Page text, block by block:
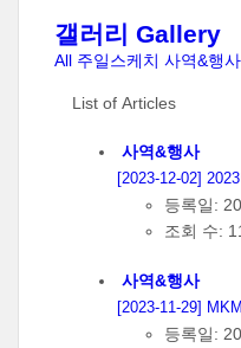
갤러리 Gallery
All 주일스케치 사역&행사
List of Articles
사역&행사
[2023-12-02]
등록일:
조회 수:
사역&행사
[2023-11-29]
등록일: